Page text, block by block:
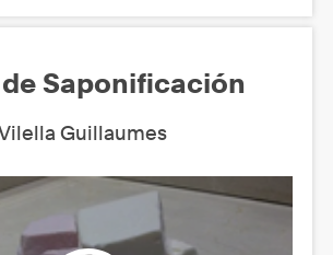
Saponificación
Guillaumes